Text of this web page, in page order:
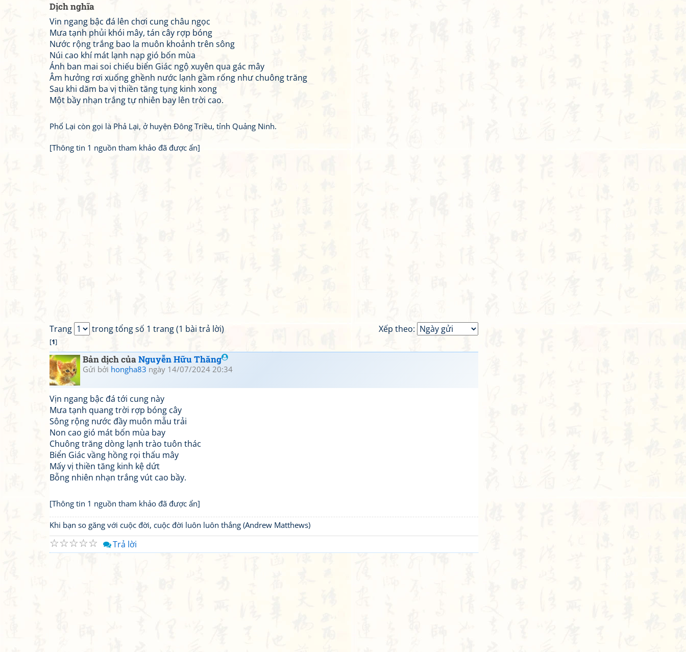
Dịch nghĩa
Vin ngang bậc đá lên chơi cung châu ngọc
Mưa tạnh phủi khói mây, tán cây rợp bóng
Nước rộng trắng bao la muôn khoảnh trên sông
Núi cao khí mát lạnh nạp gió bốn mùa
Ánh ban mai soi chiếu biển Giác ngộ xuyên qua gác mây
Âm hưởng rơi xuống ghềnh nước lạnh gầm rống như chuông trăng
Sau khi dăm ba vị thiền tăng tụng kinh xong
Một bầy nhạn trắng tự nhiên bay lên trời cao.
Phổ Lại còn gọi là Phả Lại, ở huyện Đông Triều, tỉnh Quảng Ninh.
[Thông tin 1 nguồn tham khảo đã được ẩn]
Xếp theo:
Trang trong tổng số 1 trang (1 bài trả lời)
[1]
Bản dịch củaNguyễn Hữu Thăng
Gửi bởi hongha83 ngày 14/07/2024 20:34
Vịn ngang bậc đá tới cung này
Mưa tạnh quang trời rợp bóng cây
Sông rộng nước đầy muôn mẫu trải
Non cao gió mát bốn mùa bay
Chuông trăng dòng lạnh trào tuôn thác
Biển Giác vầng hồng rọi thấu mây
Mấy vị thiền tăng kinh kệ dứt
Bỗng nhiên nhạn trắng vút cao bầy.
[Thông tin 1 nguồn tham khảo đã được ẩn]
Khi bạn so găng với cuộc đời, cuộc đời luôn luôn thắng (Andrew Matthews)
☆
☆
☆
☆
☆ Trả lời